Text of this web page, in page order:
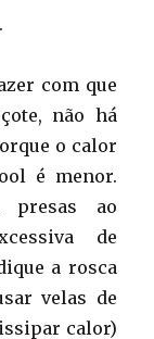
com que
não há
o calor
é menor.
presas ao
de
a rosca
velas de
calor)